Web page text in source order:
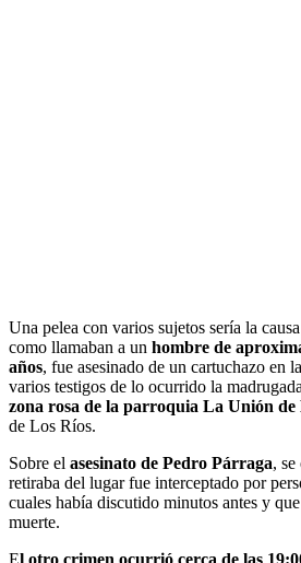
Una pelea con varios sujetos sería la
como llamaban a un hombre de
años, fue asesinado de un cartuchazo en
varios testigos de lo ocurrido la
zona rosa de la parroquia La Unión de
de Los Ríos.
Sobre el asesinato de Pedro Párraga, se
retiraba del lugar fue interceptado por
cuales había discutido minutos antes y
muerte.
El otro crimen ocurrió cerca de las